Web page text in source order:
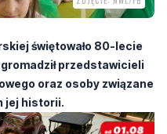
przedstawicieli
jej historii.